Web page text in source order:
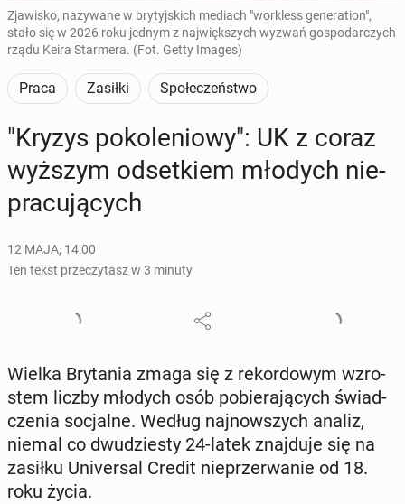
Zjawisko, nazywane w brytyjskich mediach "workless generation",
stało się w 2026 roku jednym z największych wyzwań gospodarczych
rządu Keira Starmera. (Fot. Getty Images)
Praca Zasiłki Społeczeństwo
"Kryzys po­ko­le­nio­wy": UK z coraz
wyższym od­set­kiem młodych nie­
pra­cu­ją­cych
12 MAJA, 14:00
Ten tekst przeczytasz w 3 minuty
Wielka Bry­ta­nia zmaga się z re­kor­do­wym wzro­
stem liczby młodych osób po­bie­ra­ją­cych świad­
cze­nia so­cjal­ne. Według naj­now­szych analiz,
niemal co dwu­dzie­sty 24-latek znaj­du­je się na
zasiłku Uni­ver­sal Credit nie­prze­rwa­nie od 18.
roku życia.